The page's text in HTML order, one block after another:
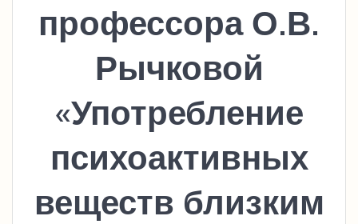
профессора О.В.
Рычковой
«Употребление
психоактивных
веществ близким